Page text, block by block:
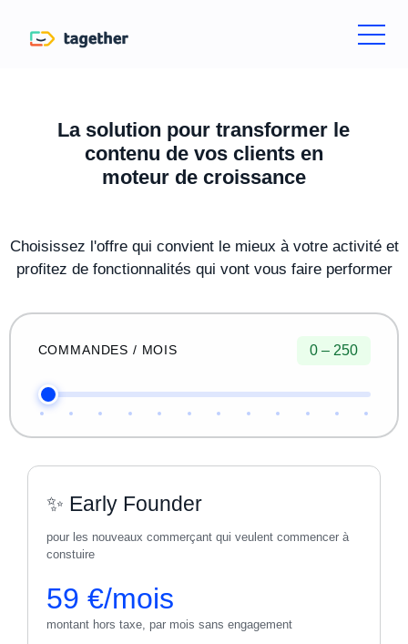
La solution pour transformer le
contenu de vos clients en
moteur de croissance
Choisissez l'offre qui convient le mieux à votre activité et
profitez de fonctionnalités qui vont vous faire performer
COMMANDES / MOIS 0 – 250
✨ Early Founder
pour les nouveaux commerçant qui veulent commencer à
constuire
59 €/mois
montant hors taxe, par mois sans engagement